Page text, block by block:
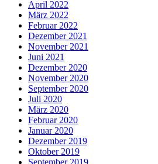
April 2022
März 2022
Februar 2022
Dezember 2021
November 2021
Juni 2021
Dezember 2020
November 2020
September 2020
Juli 2020
März 2020
Februar 2020
Januar 2020
Dezember 2019
Oktober 2019